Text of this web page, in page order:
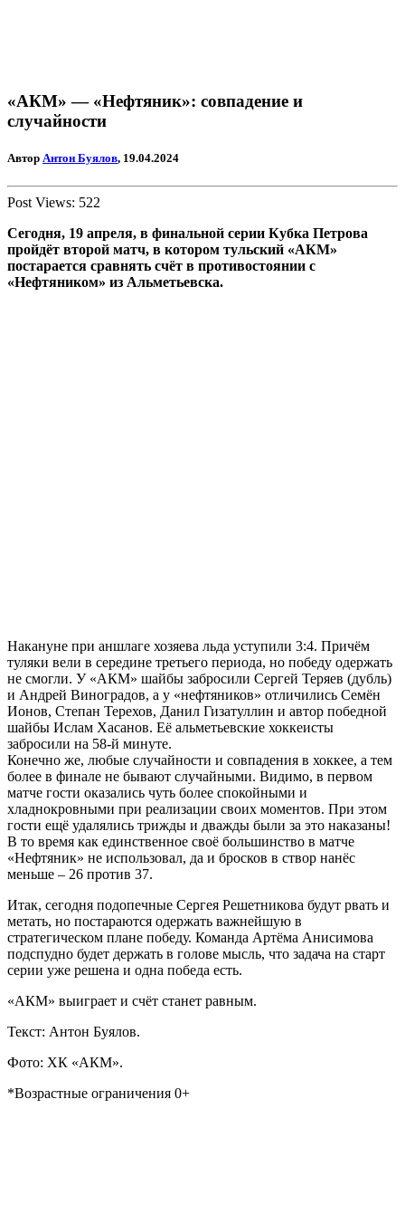
«АКМ» — «Нефтяник»: совпадение и
случайности
Автор Антон Буялов, 19.04.2024
Post Views: 522
Сегодня, 19 апреля, в финальной серии Кубка Петрова
пройдёт второй матч, в котором тульский «АКМ»
постарается сравнять счёт в противостоянии с
«Нефтяником» из Альметьевска.
Накануне при аншлаге хозяева льда уступили 3:4. Причём
туляки вели в середине третьего периода, но победу одержать
не смогли. У «АКМ» шайбы забросили Сергей Теряев (дубль)
и Андрей Виноградов, а у «нефтяников» отличились Семён
Ионов, Степан Терехов, Данил Гизатуллин и автор победной
шайбы Ислам Хасанов. Её альметьевские хоккеисты
забросили на 58-й минуте.
Конечно же, любые случайности и совпадения в хоккее, а тем
более в финале не бывают случайными. Видимо, в первом
матче гости оказались чуть более спокойными и
хладнокровными при реализации своих моментов. При этом
гости ещё удалялись трижды и дважды были за это наказаны!
В то время как единственное своё большинство в матче
«Нефтяник» не использовал, да и бросков в створ нанёс
меньше – 26 против 37.
Итак, сегодня подопечные Сергея Решетникова будут рвать и
метать, но постараются одержать важнейшую в
стратегическом плане победу. Команда Артёма Анисимова
подспудно будет держать в голове мысль, что задача на старт
серии уже решена и одна победа есть.
«АКМ» выиграет и счёт станет равным.
Текст: Антон Буялов.
Фото: ХК «АКМ».
*Возрастные ограничения 0+